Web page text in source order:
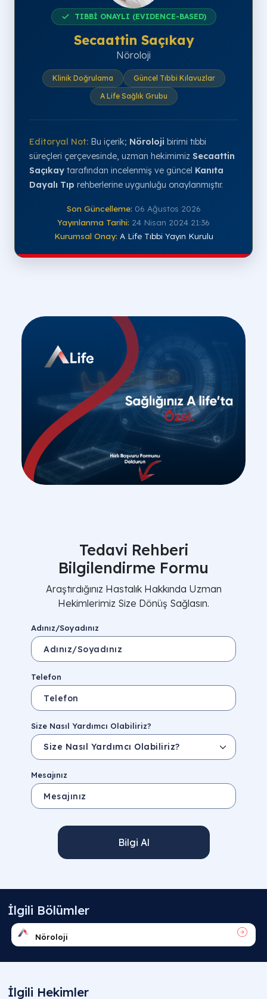
TIBBİ ONAYLI (EVIDENCE-BASED)
Secaattin Saçıkay
Nöroloji
Klinik Doğrulama
Güncel Tıbbi Kılavuzlar
A Life Sağlık Grubu
Editoryal Not: Bu içerik; Nöroloji birimi tıbbi
süreçleri çerçevesinde, uzman hekimimiz Secaattin
Saçıkay tarafından incelenmiş ve güncel Kanıta
Dayalı Tıp rehberlerine uygunluğu onaylanmıştır.
Son Güncelleme: 06 Ağustos 2026
Yayınlanma Tarihi: 24 Nisan 2024 21:36
Kurumsal Onay: A Life Tıbbi Yayın Kurulu
Tedavi Rehberi
Bilgilendirme Formu
Araştırdığınız Hastalık Hakkında Uzman
Hekimlerimiz Size Dönüş Sağlasın.
Adınız/Soyadınız
Telefon
Size Nasıl Yardımcı Olabiliriz?
Mesajınız
Bilgi Al